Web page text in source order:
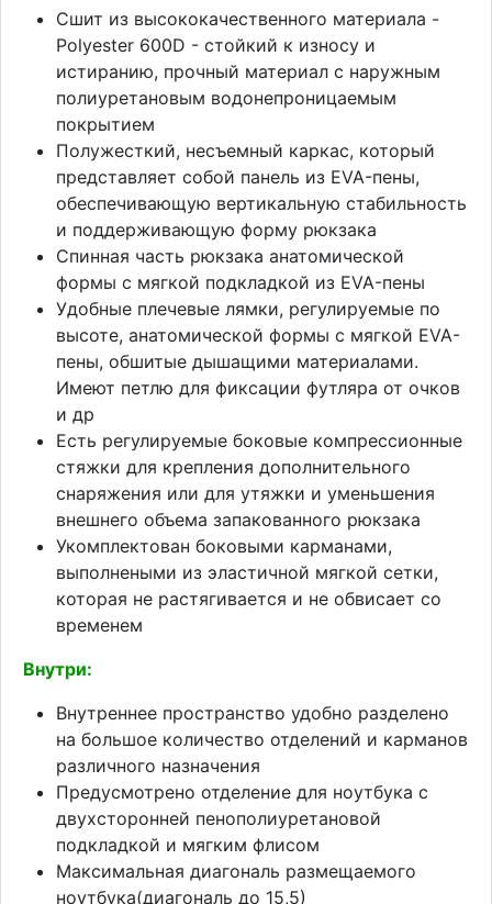
Сшит из высококачественного материала -
Polyester 600D - стойкий к износу и
истиранию, прочный материал с наружным
полиуретановым водонепроницаемым
покрытием
Полужесткий, несъемный каркас, который
представляет собой панель из EVA-пены,
обеспечивающую вертикальную стабильность
и поддерживающую форму рюкзака
Спинная часть рюкзака анатомической
формы с мягкой подкладкой из EVA-пены
Удобные плечевые лямки, регулируемые по
высоте, анатомической формы с мягкой EVA-
пены, обшитые дышащими материалами.
Имеют петлю для фиксации футляра от очков
и др
Есть регулируемые боковые компрессионные
стяжки для крепления дополнительного
снаряжения или для утяжки и уменьшения
внешнего объема запакованного рюкзака
Укомплектован боковыми карманами,
выполнеными из эластичной мягкой сетки,
которая не растягивается и не обвисает со
временем
Внутри:
Внутреннее пространство удобно разделено
на большое количество отделений и карманов
различного назначения
Предусмотрено отделение для ноутбука с
двухсторонней пенополиуретановой
подкладкой и мягким флисом
Максимальная диагональ размещаемого
ноутбука(диагональ до 15,5)